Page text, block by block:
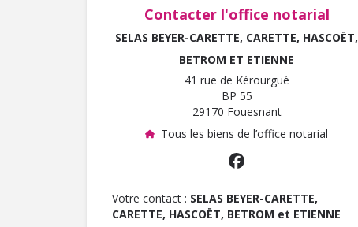
Contacter l'office notarial
SELAS BEYER-CARETTE, CARETTE, HASCOËT,
BETROM ET ETIENNE
41 rue de Kérourgué
BP 55
29170 Fouesnant
Tous les biens de l’office notarial
Votre contact : SELAS BEYER-CARETTE,
CARETTE, HASCOËT, BETROM et ETIENNE